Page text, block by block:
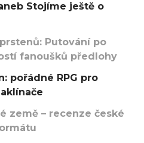
Stojíme ještě o
Putování po
fanoušků předlohy
pořádné RPG pro
země – recenze české